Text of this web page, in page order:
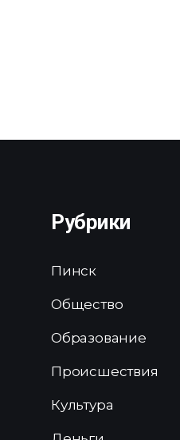
Рубрики
Пинск
Общество
Образование
Происшествия
Культура